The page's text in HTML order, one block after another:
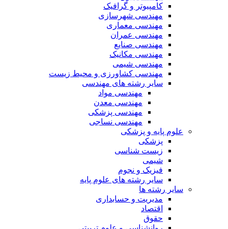
کامپیوتر و گرافیک
مهندسی شهرسازی
مهندسی معماری
مهندسی عمران
مهندسی صنایع
مهندسی مکانیک
مهندسی شیمی
مهندسی کشاورزی و محیط زیست
سایر رشته های مهندسی
مهندسی مواد
مهندسی معدن
مهندسی پزشکی
مهندسی نساجی
علوم پایه و پزشکی
پزشکی
زیست شناسی
شیمی
فیزیک و نجوم
سایر رشته های علوم پایه
سایر رشته ها
مدیریت و حسابداری
اقتصاد
حقوق